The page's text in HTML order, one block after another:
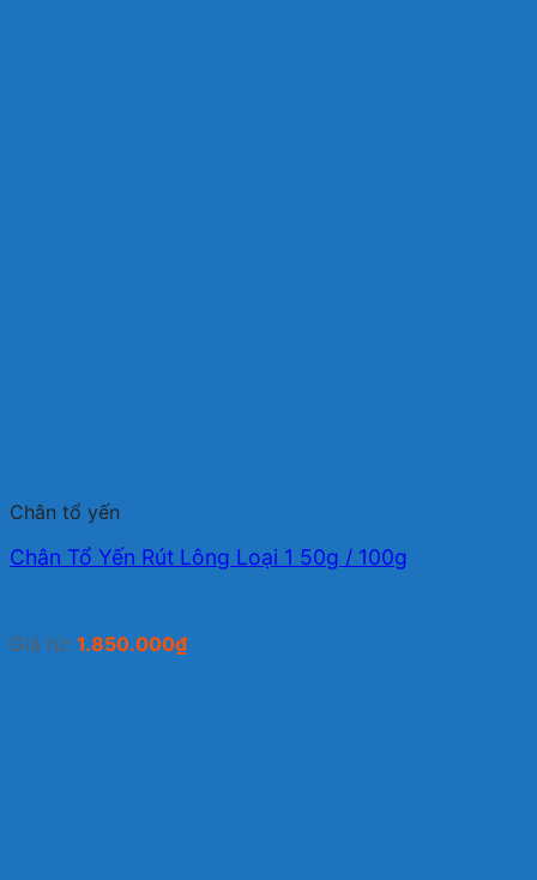
Chân tổ yến
Chân Tổ Yến Rút Lông Loại 1 50g / 100g
Giá từ: 1.850.000₫